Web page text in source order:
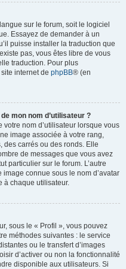
sur le forum, soit le logiciel
Essayez de demander à un
puisse installer la traduction que
pas, vous êtes libre de vous
traduction. Pour plus
internet de phpBB® (en
mon nom d’utilisateur ?
nom d’utilisateur lorsque vous
image associée à votre rang,
des carrés ou des ronds. Elle
de messages que vous avez
particulier sur le forum. L’autre
connue sous le nom d’avatar
à chaque utilisateur.
sous le « Profil », vous pouvez
méthodes suivantes : le service
ou le transfert d’images
d’activer ou non la fonctionnalité
disponible aux utilisateurs. Si